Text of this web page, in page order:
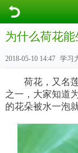
为什么荷花能
2018-05-10 14:47 学习
荷花，又名莲
之一，大家知道
的花朵被水一泡